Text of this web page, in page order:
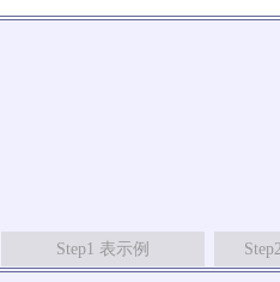
Step1 表示例